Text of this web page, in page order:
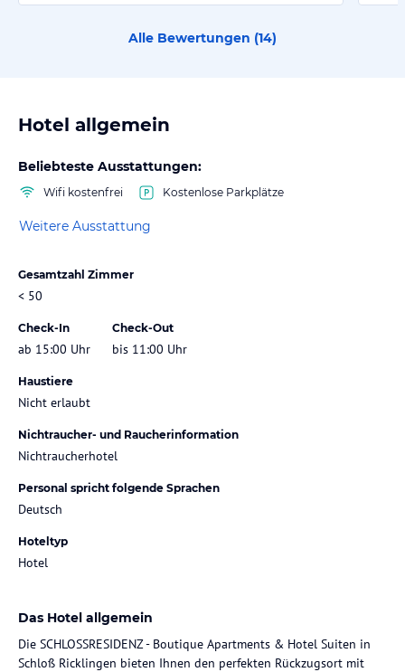
Alle Bewertungen (14)
Hotel allgemein
Beliebteste Ausstattungen:
Wifi kostenfrei Kostenlose Parkplätze
Weitere Ausstattung
Gesamtzahl Zimmer
< 50
Check-In
ab 15:00 Uhr
Check-Out
bis 11:00 Uhr
Haustiere
Nicht erlaubt
Nichtraucher- und Raucherinformation
Nichtraucherhotel
Personal spricht folgende Sprachen
Deutsch
Hoteltyp
Hotel
Das Hotel allgemein
Die SCHLOSSRESIDENZ - Boutique Apartments & Hotel Suiten in
Schloß Ricklingen bieten Ihnen den perfekten Rückzugsort mit